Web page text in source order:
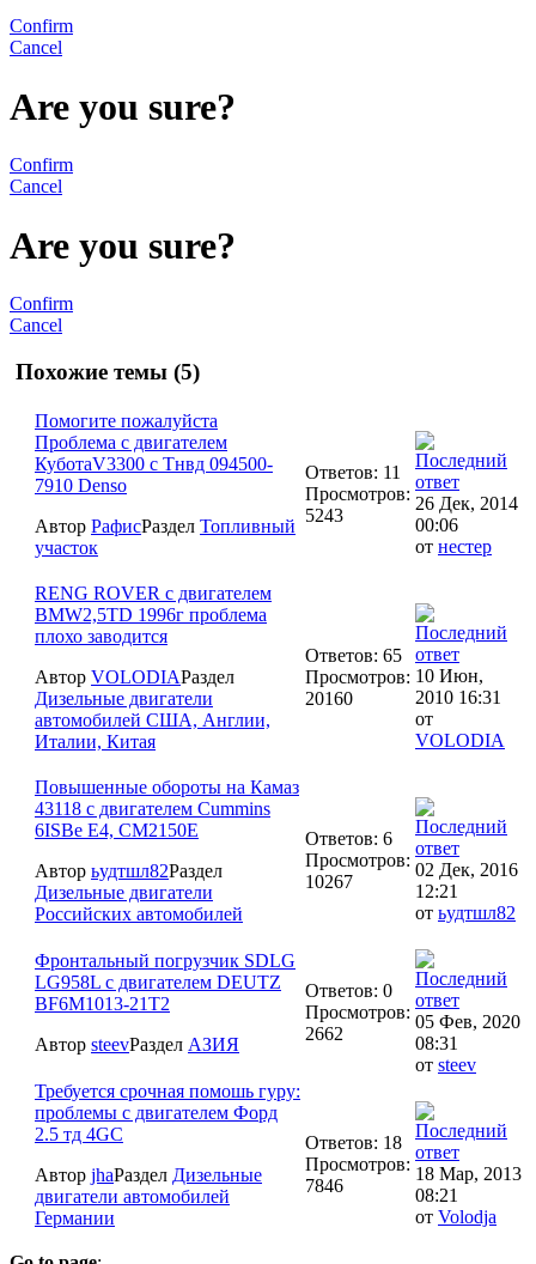
Confirm
Cancel
Are you sure?
Confirm
Cancel
Are you sure?
Confirm
Cancel
Похожие темы (5)
Помогите пожалуйста
Проблема с двигателем
КуботаV3300 c Тнвд 094500-
7910 Denso
Автор РафисРаздел Топливный
участок
Ответов: 11
Просмотров:
5243
26 Дек, 2014
00:06
от нестер
RENG ROVER с двигателем
BMW2,5TD 1996г проблема
плохо заводится
Автор VOLODIAРаздел
Дизельные двигатели
автомобилей США, Англии,
Италии, Китая
Ответов: 65
Просмотров:
20160
10 Июн,
2010 16:31
от
VOLODIA
Повышенные обороты на Камаз
43118 с двигателем Cummins
6ISBe E4, CM2150E
Автор ьудтшл82Раздел
Дизельные двигатели
Российских автомобилей
Ответов: 6
Просмотров:
10267
02 Дек, 2016
12:21
от ьудтшл82
Фронтальный погрузчик SDLG
LG958L c двигателем DEUTZ
BF6M1013-21T2
Автор steevРаздел АЗИЯ
Ответов: 0
Просмотров:
2662
05 Фев, 2020
08:31
от steev
Требуется срочная помошь гуру:
проблемы с двигателем Форд
2.5 тд 4GC
Автор jhaРаздел Дизельные
двигатели автомобилей
Германии
Ответов: 18
Просмотров:
7846
18 Мар, 2013
08:21
от Volodja